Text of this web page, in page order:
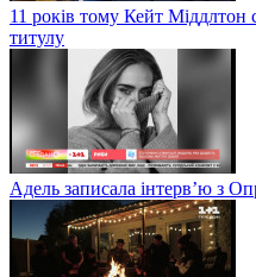
11 років тому Кейт
титулу
Адель записала інтерв’ю з